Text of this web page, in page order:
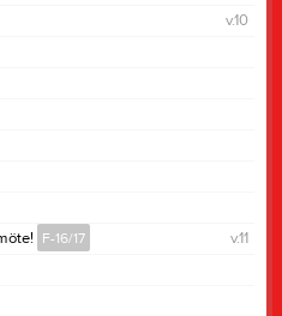
v.10
v.11
F-16/17